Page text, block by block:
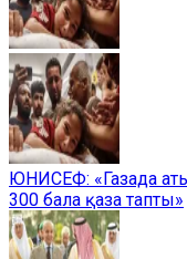
ЮНИСЕФ: «Газада
300 бала қаза тапты»